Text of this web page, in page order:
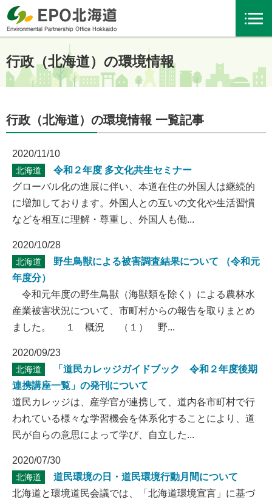
行政（北海道）の環境情報
行政（北海道）の環境情報 一覧記事
2020/11/10
北海道
令和２年度 多文化共生セミナー
グローバル化の進展に伴い、本道在住の外国人は継続的
に増加しております。外国人との互いの文化や生活習慣
などを相互に理解・尊重し、外国人も働...
2020/10/28
北海道
野生鳥獣による被害調査結果について （令和元
年度分）
令和元年度の野生鳥獣（海獣類を除く）による農林水
産業被害状況について、市町村からの報告を取りまとめ
ました。 １ 概況 （１） 野...
2020/09/23
北海道
「道民カレッジガイドブック 令和２年度後期
連携講座一覧」の発刊について
道民カレッジは、産学官が連携して、道内各市町村で行
われている様々な学習機会を体系化することにより、道
民が自らの意思によって学び、自立した...
2020/07/30
北海道
道民環境の日・道民環境行動月間について
北海道と環境道民会議では、「北海道環境宣言」に基づ